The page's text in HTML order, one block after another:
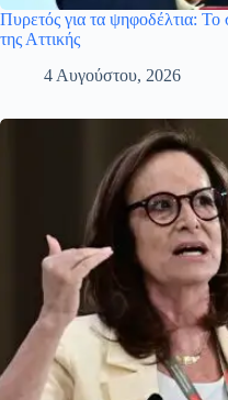
Πυρετός για τα ψηφοδέλτια: Το
της Αττικής
4 Αυγούστου, 2026